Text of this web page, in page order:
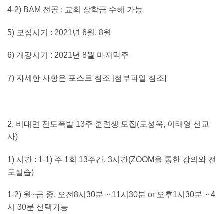
4-2) BAM 전공 : 교회 장학금 수혜 가능
5) 모집시기 : 2021년 6월, 8월
6) 개강시기 : 2021년 8월 마지막주
7) 자세한 사항은 포스트 참조 [첨부파일 참조]
2. 비대면 전도폭발 13주 훈련생 모집(도성욱, 이태영 선교
사)
1) 시간 : 1-1) 주 1회 13주간, 3시간(ZOOM을 통한 강의와 전
도실습)
1-2) 월~금 중, 오전8시 30분 ~ 11시 30분 or 오후1시 30분 ~ 4
시 30분 선택가능